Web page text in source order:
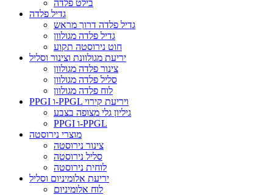
בילט פלדה
גדיל פלדה
גדיל פלדה דרוך מראש
גדיל פלדה מגולוון
חוט נירוסטה תקוע
יריעת מגולוונת וצינור וסליל
צינור פלדה מגולוון
סליל פלדה מגולוון
לוח פלדה מגולוון
PPGI ו-PPGL ויריעת קירוי
גיליון גלי מצופה בצבע
PPGI ו-PPGL
מוצרי נירוסטה
צינור נירוסטה
סליל נירוסטה
לוחית נירוסטה
יריעת אלומיניום וסליל
לוח אלומיניום